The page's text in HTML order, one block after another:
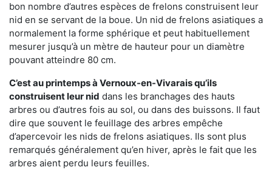
bon nombre d’autres espèces de frelons construisent leur
nid en se servant de la boue. Un nid de frelons asiatiques a
normalement la forme sphérique et peut habituellement
mesurer jusqu’à un mètre de hauteur pour un diamètre
pouvant atteindre 80 cm.
C’est au printemps à Vernoux-en-Vivarais qu’ils
construisent leur nid dans les branchages des hauts
arbres ou d’autres fois au sol, ou dans des buissons. Il faut
dire que souvent le feuillage des arbres empêche
d’apercevoir les nids de frelons asiatiques. Ils sont plus
remarqués généralement qu’en hiver, après le fait que les
arbres aient perdu leurs feuilles.